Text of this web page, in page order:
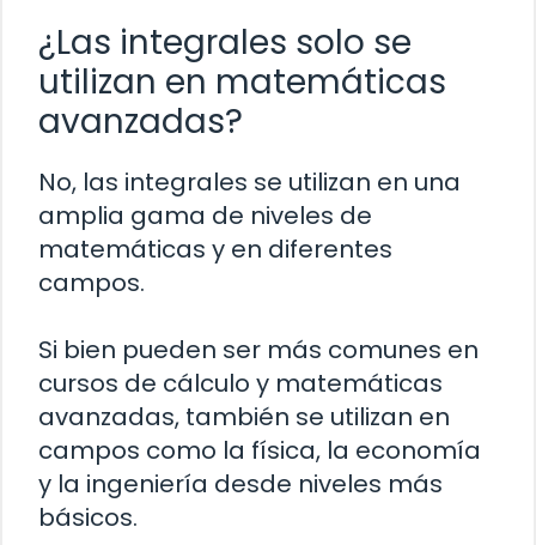
¿Las integrales solo se
utilizan en matemáticas
avanzadas?
No, las integrales se utilizan en una
amplia gama de niveles de
matemáticas y en diferentes
campos.
Si bien pueden ser más comunes en
cursos de cálculo y matemáticas
avanzadas, también se utilizan en
campos como la física, la economía
y la ingeniería desde niveles más
básicos.